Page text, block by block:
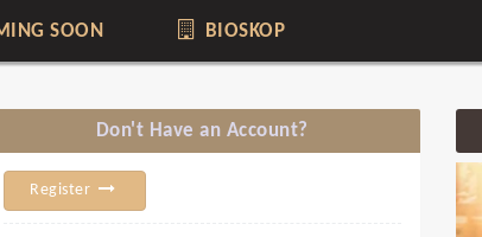
SOON BIOSKOP
Don't Have an Account?
Register